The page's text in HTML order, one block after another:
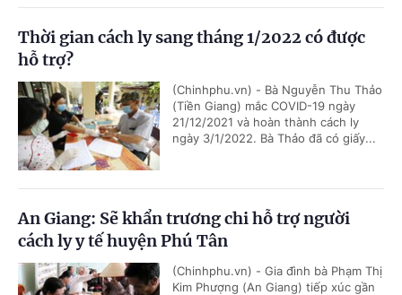
Thời gian cách ly sang tháng 1/2022 có được
hỗ trợ?
(Chinhphu.vn) - Bà Nguyễn Thu Thảo
(Tiền Giang) mắc COVID-19 ngày
21/12/2021 và hoàn thành cách ly
ngày 3/1/2022. Bà Thảo đã có giấy...
An Giang: Sẽ khẩn trương chi hỗ trợ người
cách ly y tế huyện Phú Tân
(Chinhphu.vn) - Gia đình bà Phạm Thị
Kim Phượng (An Giang) tiếp xúc gần